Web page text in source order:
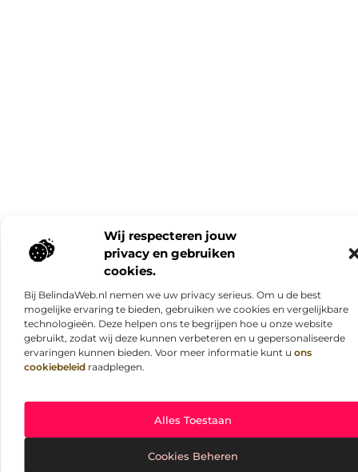
Wij respecteren jouw
privacy en gebruiken
cookies.
Bij BelindaWeb.nl nemen we uw privacy serieus. Om u de best
mogelijke ervaring te bieden, gebruiken we cookies en vergelijkbare
technologieën. Deze helpen ons te begrijpen hoe u onze website
gebruikt, zodat wij deze kunnen verbeteren en u gepersonaliseerde
ervaringen kunnen bieden. Voor meer informatie kunt u ons
cookiebeleid raadplegen.
Alles Toestaan
Cookies Beheren